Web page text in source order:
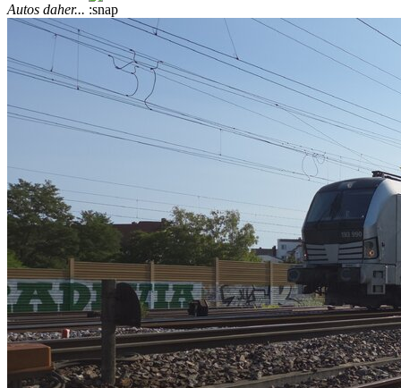
Autos daher...